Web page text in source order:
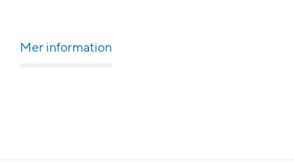
Mer information